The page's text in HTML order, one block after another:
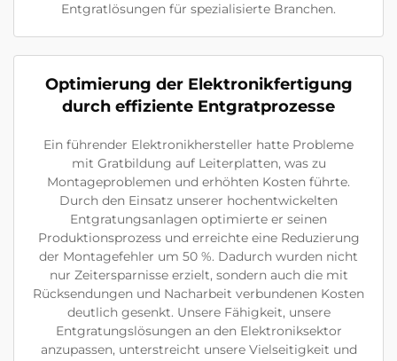
Entgratlösungen für spezialisierte Branchen.
Optimierung der Elektronikfertigung
durch effiziente Entgratprozesse
Ein führender Elektronikhersteller hatte Probleme
mit Gratbildung auf Leiterplatten, was zu
Montageproblemen und erhöhten Kosten führte.
Durch den Einsatz unserer hochentwickelten
Entgratungsanlagen optimierte er seinen
Produktionsprozess und erreichte eine Reduzierung
der Montagefehler um 50 %. Dadurch wurden nicht
nur Zeitersparnisse erzielt, sondern auch die mit
Rücksendungen und Nacharbeit verbundenen Kosten
deutlich gesenkt. Unsere Fähigkeit, unsere
Entgratungslösungen an den Elektroniksektor
anzupassen, unterstreicht unsere Vielseitigkeit und